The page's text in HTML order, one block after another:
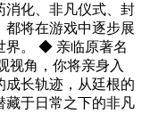
消化、非凡仪式、封
将在游戏中逐步展
界。 ◆ 亲临原著名
视角，你将亲身入
成长轨迹，从廷根的
藏于日常之下的非凡